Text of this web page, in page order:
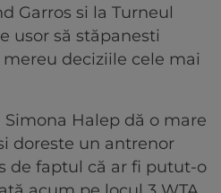
Garros si la Turneul
usor să stăpanesti
deciziile cele mai
Halep dă o mare
doreste un antrenor
de faptul că ar fi putut-o